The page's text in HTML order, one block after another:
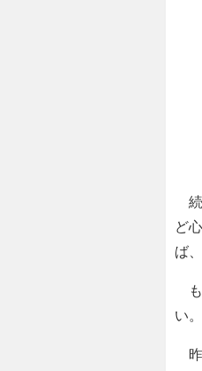
続
ど
ば
も
い。
昨